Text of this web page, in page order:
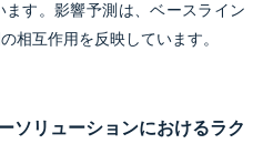
す。影響予測は、ベースライン
相互作用を反映しています。
ソリューションにおけるラク